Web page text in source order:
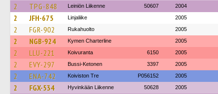
2 TPG-848 Leiniön Liikenne 50607 2004
2 JFH-675 Linjaliike 2005
2 FGR-902 Rukahuolto 2005
2 NGB-924 Kymen Charterline 2005
2 LLU-221 Koivuranta 6150 2005
2 EVY-297 Bussi-Ketonen 3397 2005
2 ENA-742 Koiviston Tre P056152 2005
2 FGX-534 Hyvinkään Liikenne 50628 2005